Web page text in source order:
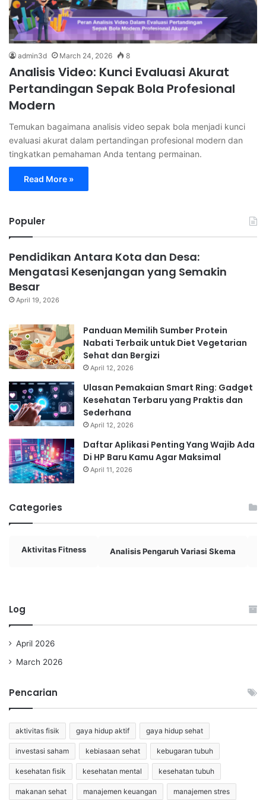
admin3d March 24, 2026 8
Analisis Video: Kunci Evaluasi Akurat
Pertandingan Sepak Bola Profesional
Modern
Temukan bagaimana analisis video sepak bola menjadi kunci
evaluasi akurat dalam pertandingan profesional modern dan
tingkatkan pemahaman Anda tentang permainan.
Read More »
Populer
Pendidikan Antara Kota dan Desa:
Mengatasi Kesenjangan yang Semakin
Besar
April 19, 2026
Panduan Memilih Sumber Protein
Nabati Terbaik untuk Diet Vegetarian
Sehat dan Bergizi
April 12, 2026
Ulasan Pemakaian Smart Ring: Gadget
Kesehatan Terbaru yang Praktis dan
Sederhana
April 12, 2026
Daftar Aplikasi Penting Yang Wajib Ada
Di HP Baru Kamu Agar Maksimal
April 11, 2026
Categories
Aktivitas Fitness Analisis Pengaruh Variasi Skema
Log
April 2026
March 2026
Pencarian
aktivitas fisik gaya hidup aktif gaya hidup sehat
investasi saham kebiasaan sehat kebugaran tubuh
kesehatan fisik kesehatan mental kesehatan tubuh
makanan sehat manajemen keuangan manajemen stres